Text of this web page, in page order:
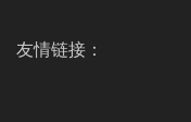
友情链接：